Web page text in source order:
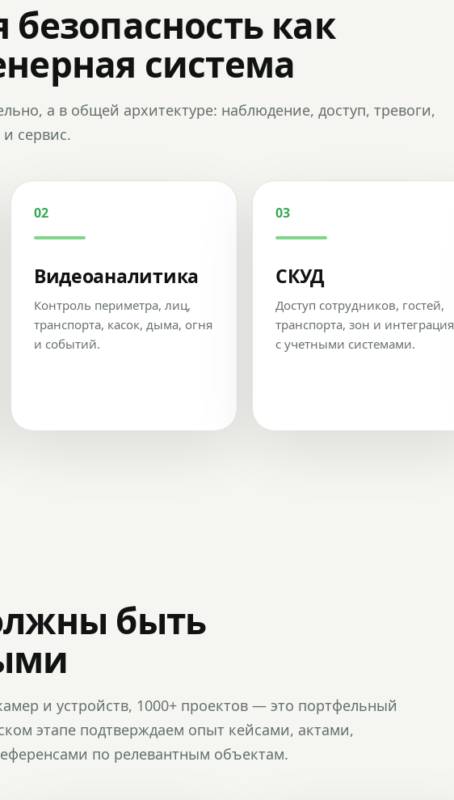
как
система
а в общей архитектуре: наблюдение, доступ, тревоги,
сервис.
02
Видеоаналитика
Контроль периметра, лиц,
транспорта, касок, дыма, огня
и событий.
03
СКУД
Доступ сотрудников, гостей,
транспорта, зон и интеграция
с учетными системами.
быть
и устройств, 1000+ проектов — это портфельный
этапе подтверждаем опыт кейсами, актами,
по релевантным объектам.